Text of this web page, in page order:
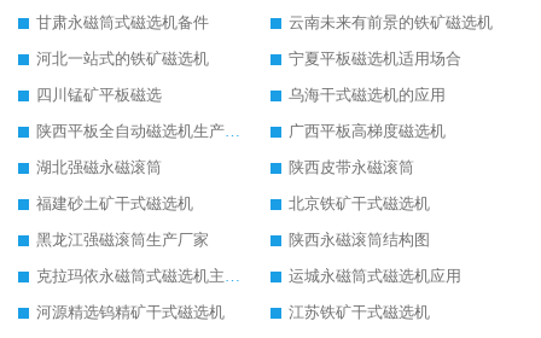
甘肃永磁筒式磁选机备件
云南未来有前景的铁矿磁选机
河北一站式的铁矿磁选机
宁夏平板磁选机适用场合
四川锰矿平板磁选
乌海干式磁选机的应用
陕西平板全自动磁选机生产厂家
广西平板高梯度磁选机
湖北强磁永磁滚筒
陕西皮带永磁滚筒
福建砂土矿干式磁选机
北京铁矿干式磁选机
黑龙江强磁滚筒生产厂家
陕西永磁滚筒结构图
克拉玛依永磁筒式磁选机主要技术参数
运城永磁筒式磁选机应用
河源精选钨精矿干式磁选机
江苏铁矿干式磁选机